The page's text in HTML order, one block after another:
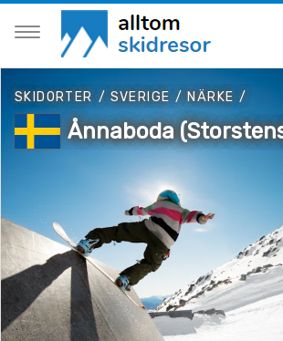
SKIDORTER / SVERIGE / NÄRKE /
Ånnaboda